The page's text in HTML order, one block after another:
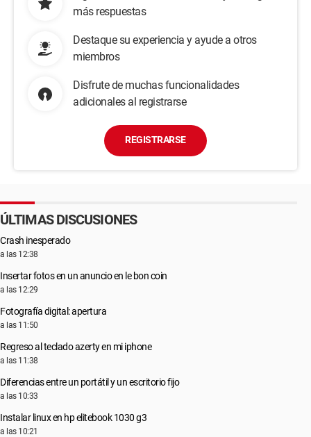
más respuestas
Destaque su experiencia y ayude a otros
miembros
Disfrute de muchas funcionalidades
adicionales al registrarse
REGISTRARSE
ÚLTIMAS DISCUSIONES
Crash inesperado
a las 12:38
Insertar fotos en un anuncio en le bon coin
a las 12:29
Fotografía digital: apertura
a las 11:50
Regreso al teclado azerty en mi iphone
a las 11:38
Diferencias entre un portátil y un escritorio fijo
a las 10:33
Instalar linux en hp elitebook 1030 g3
a las 10:21